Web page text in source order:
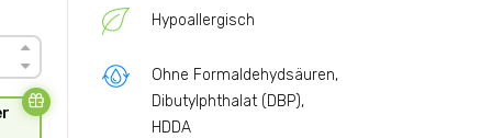
Hypoallergisch
Ohne Formaldehydsäuren,
Dibutylphthalat (DBP),
HDDA